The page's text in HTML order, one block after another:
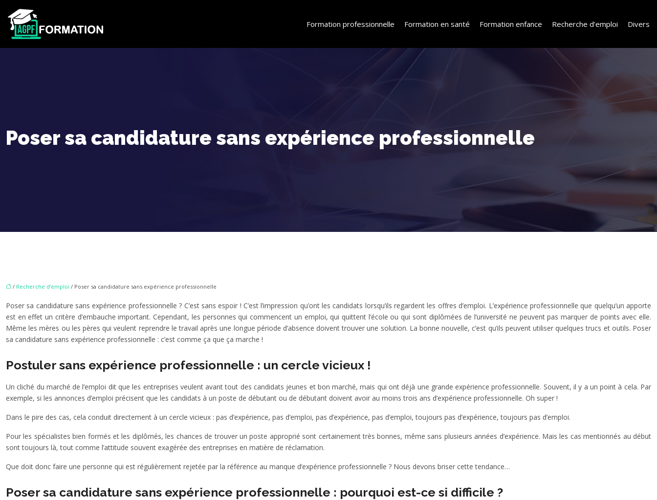
Formation professionnelle Formation en santé Formation enfance Recherche d’emploi Divers
Poser sa candidature sans expérience professionnelle
/ Recherche d’emploi / Poser sa candidature sans expérience professionnelle
Poser sa candidature sans expérience professionnelle ? C’est sans espoir ! C’est l’impression qu’ont les candidats lorsqu’ils regardent les offres d’emploi. L’expérience professionnelle que quelqu’un apporte
est en effet un critère d’embauche important. Cependant, les personnes qui commencent un emploi, qui quittent l’école ou qui sont diplômées de l’université ne peuvent pas marquer de points avec elle.
Même les mères ou les pères qui veulent reprendre le travail après une longue période d’absence doivent trouver une solution. La bonne nouvelle, c’est qu’ils peuvent utiliser quelques trucs et outils. Poser
sa candidature sans expérience professionnelle : c’est comme ça que ça marche !
Postuler sans expérience professionnelle : un cercle vicieux !
Un cliché du marché de l’emploi dit que les entreprises veulent avant tout des candidats jeunes et bon marché, mais qui ont déjà une grande expérience professionnelle. Souvent, il y a un point à cela. Par
exemple, si les annonces d’emploi précisent que les candidats à un poste de débutant ou de débutant doivent avoir au moins trois ans d’expérience professionnelle. Oh super !
Dans le pire des cas, cela conduit directement à un cercle vicieux : pas d’expérience, pas d’emploi, pas d’expérience, pas d’emploi, toujours pas d’expérience, toujours pas d’emploi.
Pour les spécialistes bien formés et les diplômés, les chances de trouver un poste approprié sont certainement très bonnes, même sans plusieurs années d’expérience. Mais les cas mentionnés au début
sont toujours là, tout comme l’attitude souvent exagérée des entreprises en matière de réclamation.
Que doit donc faire une personne qui est régulièrement rejetée par la référence au manque d’expérience professionnelle ? Nous devons briser cette tendance…
Poser sa candidature sans expérience professionnelle : pourquoi est-ce si difficile ?